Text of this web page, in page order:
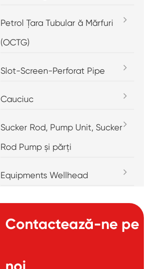
Petrol Țara Tubular ă Mărfuri
(OCTG)
Slot-Screen-Perforat Pipe
Cauciuc
Sucker Rod, Pump Unit, Sucker
Rod Pump și părți
Equipments Wellhead
Contactează-ne pe